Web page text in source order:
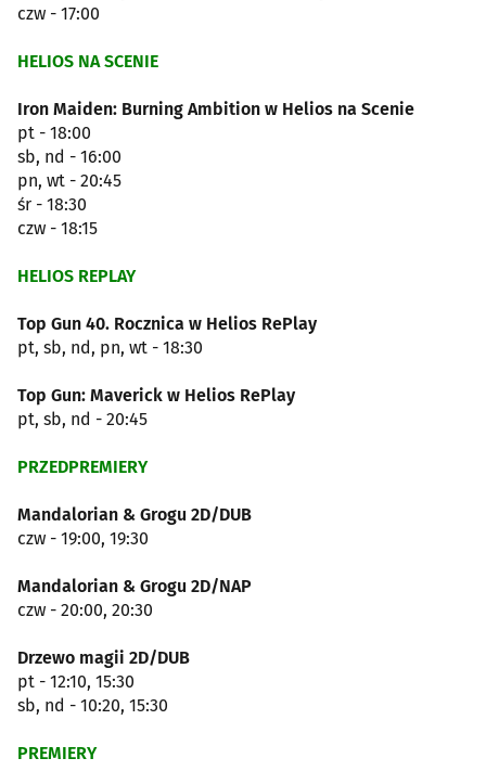
czw - 17:00
HELIOS NA SCENIE
Iron Maiden: Burning Ambition w Helios na Scenie
pt - 18:00
sb, nd - 16:00
pn, wt - 20:45
śr - 18:30
czw - 18:15
HELIOS REPLAY
Top Gun 40. Rocznica w Helios RePlay
pt, sb, nd, pn, wt - 18:30
Top Gun: Maverick w Helios RePlay
pt, sb, nd - 20:45
PRZEDPREMIERY
Mandalorian & Grogu 2D/DUB
czw - 19:00, 19:30
Mandalorian & Grogu 2D/NAP
czw - 20:00, 20:30
Drzewo magii 2D/DUB
pt - 12:10, 15:30
sb, nd - 10:20, 15:30
PREMIERY